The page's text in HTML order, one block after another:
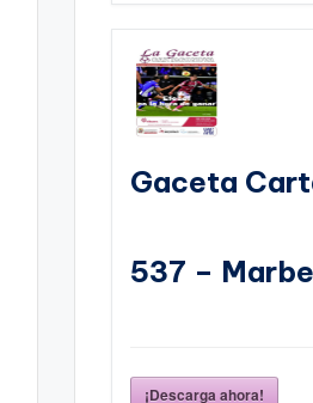
Gaceta
537 –
¡Descarga ahora!